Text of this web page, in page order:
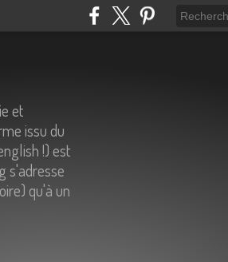
et
issu du
!) est
s'adresse
qu'à un